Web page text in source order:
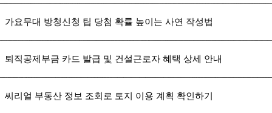
가요무대 방청신청 팁 당첨 확률 높이는 사연 작성법
퇴직공제부금 카드 발급 및 건설근로자 혜택 상세 안내
씨리얼 부동산 정보 조회로 토지 이용 계획 확인하기